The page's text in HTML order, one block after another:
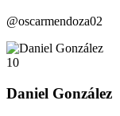
@oscarmendoza02
10
Daniel González